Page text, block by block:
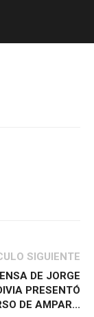
SIGUIENTE
DE JORGE
PRESENTÓ
DE AMPAR...